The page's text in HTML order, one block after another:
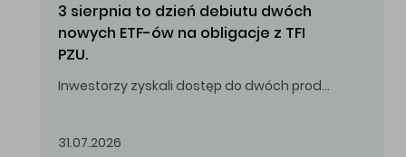
3 sierpnia to dzień debiutu dwóch
nowych ETF-ów na obligacje z TFI
PZU.
Inwestorzy zyskali dostęp do dwóch produktów umożliwiających inwestowanie w obligacje skarbowe.
31.07.2026